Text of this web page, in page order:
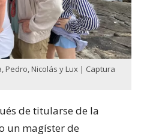
Pedro, Nicolás y Lux | Captura
de titularse de la
un magíster de